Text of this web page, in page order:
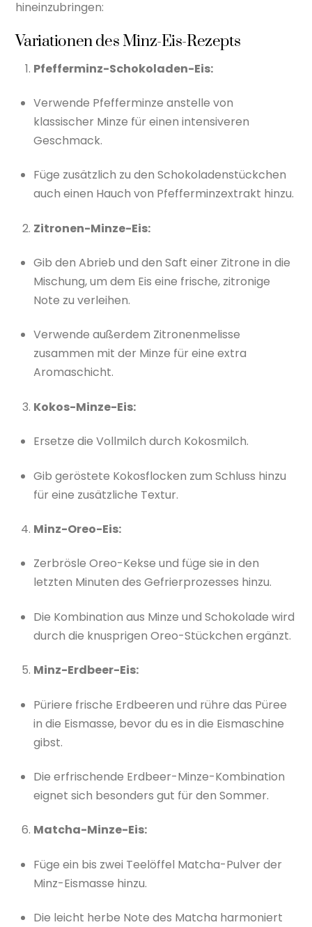
hineinzubringen:
Variationen des Minz-Eis-Rezepts
Pfefferminz-Schokoladen-Eis:
Verwende Pfefferminze anstelle von
klassischer Minze für einen intensiveren
Geschmack.
Füge zusätzlich zu den Schokoladenstückchen
auch einen Hauch von Pfefferminzextrakt hinzu.
Zitronen-Minze-Eis:
Gib den Abrieb und den Saft einer Zitrone in die
Mischung, um dem Eis eine frische, zitronige
Note zu verleihen.
Verwende außerdem Zitronenmelisse
zusammen mit der Minze für eine extra
Aromaschicht.
Kokos-Minze-Eis:
Ersetze die Vollmilch durch Kokosmilch.
Gib geröstete Kokosflocken zum Schluss hinzu
für eine zusätzliche Textur.
Minz-Oreo-Eis:
Zerbrösle Oreo-Kekse und füge sie in den
letzten Minuten des Gefrierprozesses hinzu.
Die Kombination aus Minze und Schokolade wird
durch die knusprigen Oreo-Stückchen ergänzt.
Minz-Erdbeer-Eis:
Püriere frische Erdbeeren und rühre das Püree
in die Eismasse, bevor du es in die Eismaschine
gibst.
Die erfrischende Erdbeer-Minze-Kombination
eignet sich besonders gut für den Sommer.
Matcha-Minze-Eis:
Füge ein bis zwei Teelöffel Matcha-Pulver der
Minz-Eismasse hinzu.
Die leicht herbe Note des Matcha harmoniert